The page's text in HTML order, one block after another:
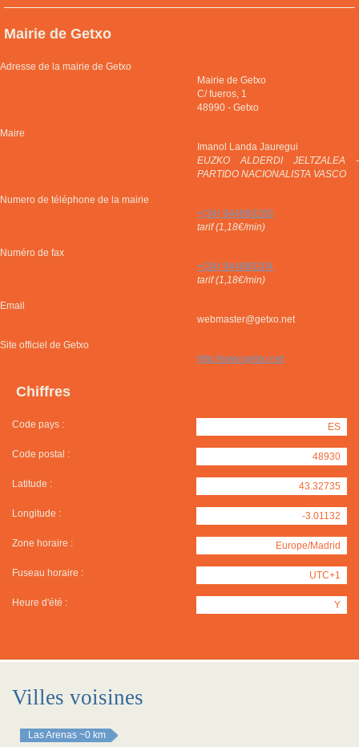
Mairie de Getxo
Adresse de la mairie de Getxo
Mairie de Getxo
C/ fueros, 1
48990 -Getxo
Maire
Imanol Landa Jauregui
EUZKO ALDERDI JELTZALEA -
PARTIDO NACIONALISTA VASCO
Numero de téléphone de la mairie
+(34) 944890200
tarif (1,18€/min)
Numéro de fax
+(34) 944890204
tarif (1,18€/min)
Email
webmaster@getxo.net
Site officiel de Getxo
http://www.getxo.net
Chiffres
Code pays : ES
Code postal : 48930
Latitude : 43.32735
Longitude : -3.01132
Zone horaire : Europe/Madrid
Fuseau horaire : UTC+1
Heure d'été : Y
Villes voisines
Las Arenas ~0 km